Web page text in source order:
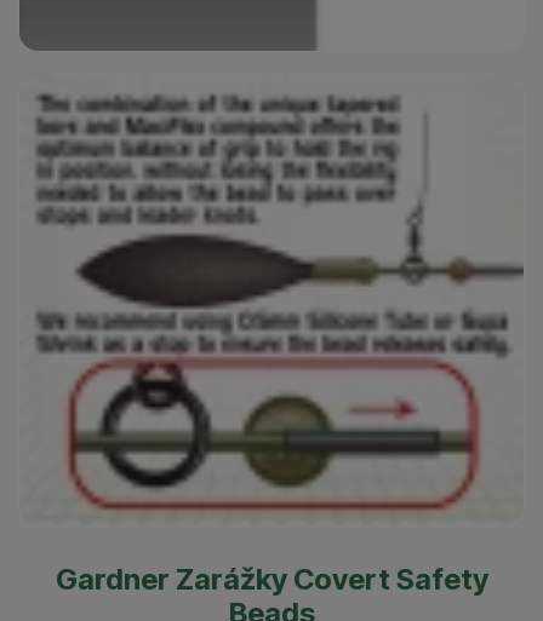
Gardner Zarážky Covert Safety
Beads